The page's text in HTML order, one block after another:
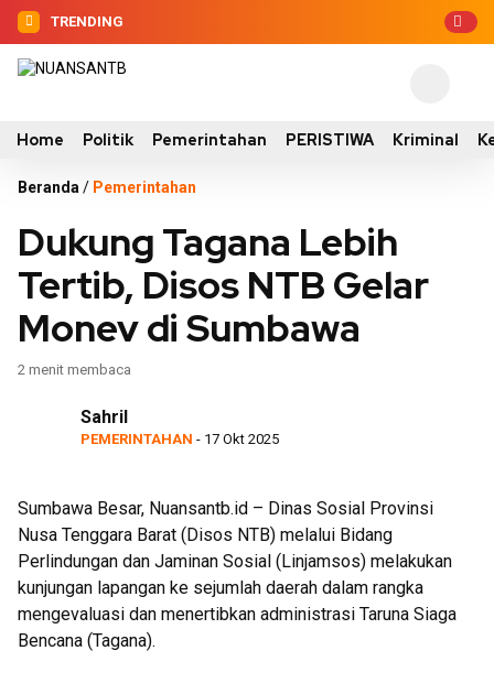
TRENDING
Home Politik Pemerintahan PERISTIWA Kriminal
Beranda / Pemerintahan
Dukung Tagana Lebih
Tertib, Disos NTB Gelar
Monev di Sumbawa
2 menit membaca
Sahril
PEMERINTAHAN - 17 Okt 2025
Sumbawa Besar, Nuansantb.id – Dinas Sosial Provinsi
Nusa Tenggara Barat (Disos NTB) melalui Bidang
Perlindungan dan Jaminan Sosial (Linjamsos) melakukan
kunjungan lapangan ke sejumlah daerah dalam rangka
mengevaluasi dan menertibkan administrasi Taruna Siaga
Bencana (Tagana).